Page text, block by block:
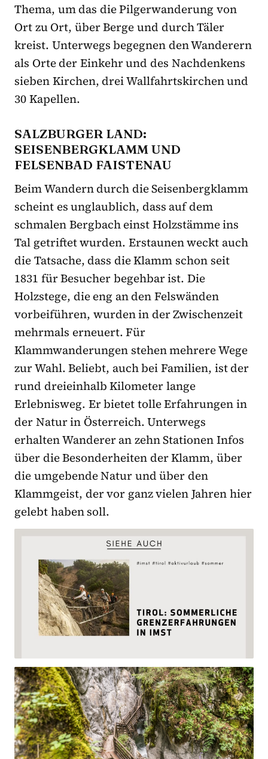
Thema, um das die Pilgerwanderung von
Ort zu Ort, über Berge und durch Täler
kreist. Unterwegs begegnen den Wanderern
als Orte der Einkehr und des Nachdenkens
sieben Kirchen, drei Wallfahrtskirchen und
30 Kapellen.
SALZBURGER LAND:
SEISENBERGKLAMM UND
FELSENBAD FAISTENAU
Beim Wandern durch die Seisenbergklamm
scheint es unglaublich, dass auf dem
schmalen Bergbach einst Holzstämme ins
Tal getriftet wurden. Erstaunen weckt auch
die Tatsache, dass die Klamm schon seit
1831 für Besucher begehbar ist. Die
Holzstege, die eng an den Felswänden
vorbeiführen, wurden in der Zwischenzeit
mehrmals erneuert. Für
Klammwanderungen stehen mehrere Wege
zur Wahl. Beliebt, auch bei Familien, ist der
rund dreieinhalb Kilometer lange
Erlebnisweg. Er bietet tolle Erfahrungen in
der Natur in Österreich. Unterwegs
erhalten Wanderer an zehn Stationen Infos
über die Besonderheiten der Klamm, über
die umgebende Natur und über den
Klammgeist, der vor ganz vielen Jahren hier
gelebt haben soll.